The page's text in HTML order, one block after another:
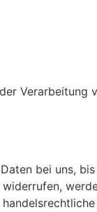
Verarbeitung
bei uns,